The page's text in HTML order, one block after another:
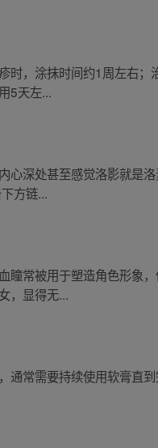
，涂抹时间约1周左右
5天左...
深处甚至感觉洛影就是
方链...
常被用于塑造角色形象
，显得无...
常需要持续使用软膏直